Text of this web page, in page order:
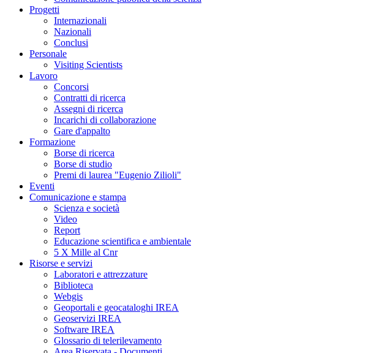
Progetti
Internazionali
Nazionali
Conclusi
Personale
Visiting Scientists
Lavoro
Concorsi
Contratti di ricerca
Assegni di ricerca
Incarichi di collaborazione
Gare d'appalto
Formazione
Borse di ricerca
Borse di studio
Premi di laurea "Eugenio Zilioli"
Eventi
Comunicazione e stampa
Scienza e società
Video
Report
Educazione scientifica e ambientale
5 X Mille al Cnr
Risorse e servizi
Laboratori e attrezzature
Biblioteca
Webgis
Geoportali e geocataloghi IREA
Geoservizi IREA
Software IREA
Glossario di telerilevamento